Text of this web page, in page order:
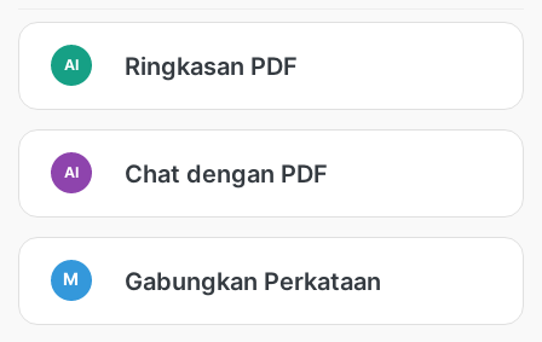
AI Ringkasan PDF
AI Chat dengan PDF
M Gabungkan Perkataan